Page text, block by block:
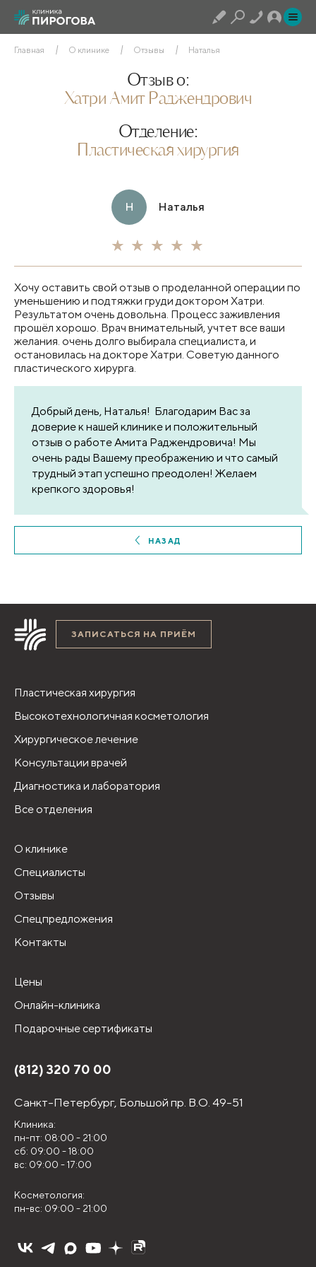
Главная О клинике Отзывы Наталья
Отзыв о:
Хатри Амит Раджендрович
Отделение:
Пластическая хирургия
Н Наталья
Хочу оставить свой отзыв о проделанной операции по
уменьшению и подтяжки груди доктором Хатри.
Результатом очень довольна. Процесс заживления
прошёл хорошо. Врач внимательный, учтет все ваши
желания. очень долго выбирала специалиста, и
остановилась на докторе Хатри. Советую данного
пластического хирурга.
Добрый день, Наталья! Благодарим Вас за
доверие к нашей клинике и положительный
отзыв о работе Амита Раджендровича! Мы
очень рады Вашему преображению и что самый
трудный этап успешно преодолен! Желаем
крепкого здоровья!
НАЗАД
ЗАПИСАТЬСЯ НА ПРИЁМ
Пластическая хирургия
Высокотехнологичная косметология
Хирургическое лечение
Консультации врачей
Диагностика и лаборатория
Все отделения
О клинике
Специалисты
Отзывы
Спецпредложения
Контакты
Цены
Онлайн-клиника
Подарочные сертификаты
(812) 320 70 00
Санкт-Петербург, Большой пр. В.О. 49-51
Клиника:
пн-пт: 08:00 - 21:00
сб: 09:00 - 18:00
вс: 09:00 - 17:00
Косметология:
пн-вс: 09:00 - 21:00